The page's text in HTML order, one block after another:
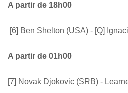
A partir de 18h00
[6] Ben Shelton (USA) - [Q]
A partir de 01h00
[7] Novak Djokovic (SRB) -